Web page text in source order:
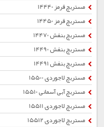
مستربچ قرمز 14440
مستربچ قرمز 14450
مستربچ بنفش 14470
مستربچ بنفش 14490
مستربچ بنفش 14491
مستربچ لاجوردی 15500
مستربچ آبی آسمانی 15510
مستربچ لاجوردی 15511
مستربچ لاجوردی 15512